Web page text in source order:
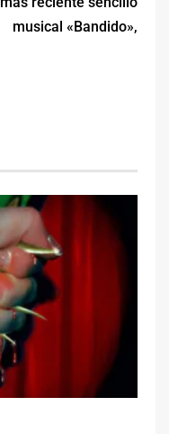
musical «Bandido»,